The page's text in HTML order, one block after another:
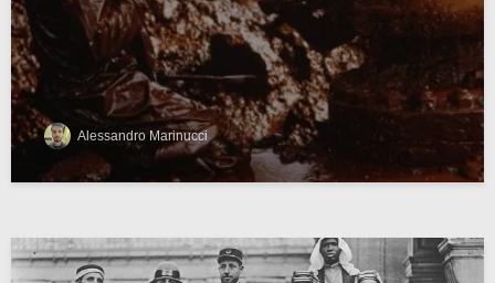
Alessandro Marinucci